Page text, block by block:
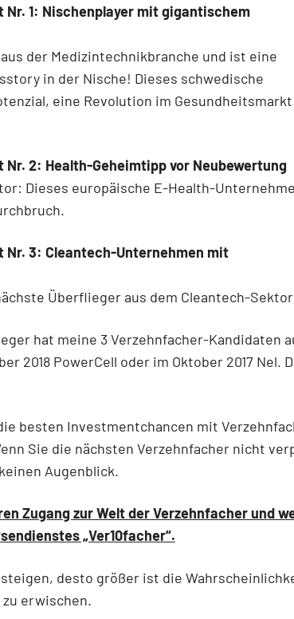
1: Nischenplayer mit gigantischem
der Medizintechnikbranche und ist eine
in der Nische! Dieses schwedische
eine Revolution im Gesundheitsmarkt
2: Health-Geheimtipp vor Neubewertung
Dieses europäische E-Health-
3: Cleantech-Unternehmen mit
Überflieger aus dem Cleantech-
hat meine 3 Verzehnfacher-Kandidaten
2018 PowerCell oder im Oktober 2017 Nel.
besten Investmentchancen mit
Sie die nächsten Verzehnfacher nicht
Augenblick.
Zugang zur Welt der Verzehnfacher und
„Ver10facher“.
desto größer ist die
erwischen.